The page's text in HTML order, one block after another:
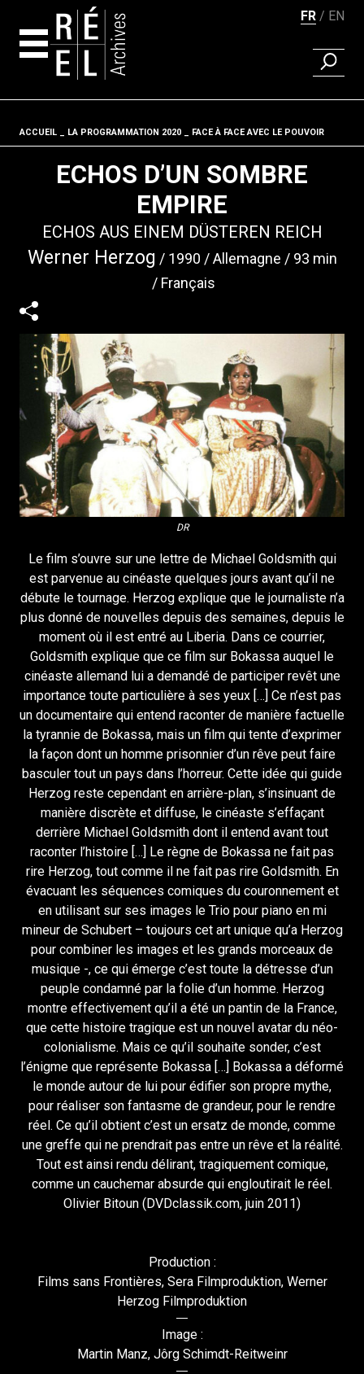
FR EN
Fil d'ariane
ACCUEIL LA PROGRAMMATION 2020 FACE À FACE AVEC LE POUVOIR
ECHOS D’UN SOMBRE
EMPIRE
ECHOS AUS EINEM DÜSTEREN REICH
Werner Herzog 1990 Allemagne
93 min
Français
DR
Le film s’ouvre sur une lettre de Michael Goldsmith qui
est parvenue au cinéaste quelques jours avant qu’il ne
débute le tournage. Herzog explique que le journaliste n’a
plus donné de nouvelles depuis des semaines, depuis le
moment où il est entré au Liberia. Dans ce courrier,
Goldsmith explique que ce film sur Bokassa auquel le
cinéaste allemand lui a demandé de participer revêt une
importance toute particulière à ses yeux […] Ce n’est pas
un documentaire qui entend raconter de manière factuelle
la tyrannie de Bokassa, mais un film qui tente d’exprimer
la façon dont un homme prisonnier d’un rêve peut faire
basculer tout un pays dans l’horreur. Cette idée qui guide
Herzog reste cependant en arrière-plan, s’insinuant de
manière discrète et diffuse, le cinéaste s’effaçant
derrière Michael Goldsmith dont il entend avant tout
raconter l’histoire […] Le règne de Bokassa ne fait pas
rire Herzog, tout comme il ne fait pas rire Goldsmith. En
évacuant les séquences comiques du couronnement et
en utilisant sur ses images le Trio pour piano en mi
mineur de Schubert – toujours cet art unique qu’a Herzog
pour combiner les images et les grands morceaux de
musique -, ce qui émerge c’est toute la détresse d’un
peuple condamné par la folie d’un homme. Herzog
montre effectivement qu’il a été un pantin de la France,
que cette histoire tragique est un nouvel avatar du néo-
colonialisme. Mais ce qu’il souhaite sonder, c’est
l’énigme que représente Bokassa […] Bokassa a déformé
le monde autour de lui pour édifier son propre mythe,
pour réaliser son fantasme de grandeur, pour le rendre
réel. Ce qu’il obtient c’est un ersatz de monde, comme
une greffe qui ne prendrait pas entre un rêve et la réalité.
Tout est ainsi rendu délirant, tragiquement comique,
comme un cauchemar absurde qui engloutirait le réel.
Olivier Bitoun (DVDclassik.com, juin 2011)
Production :
Films sans Frontières, Sera Filmproduktion, Werner
Herzog Filmproduktion
Image :
Martin Manz, Jôrg Schimdt-Reitweinr